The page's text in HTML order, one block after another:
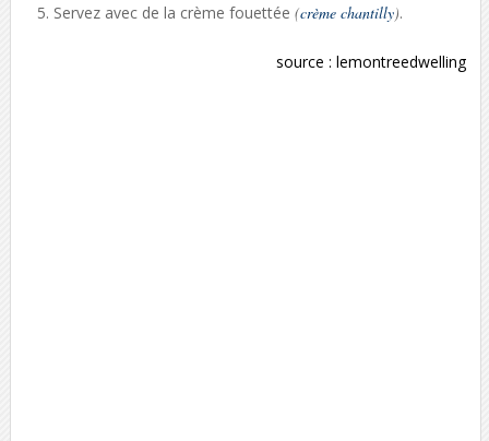
Servez avec de la crème fouettée (crème chantilly).
source :lemontreedwelling